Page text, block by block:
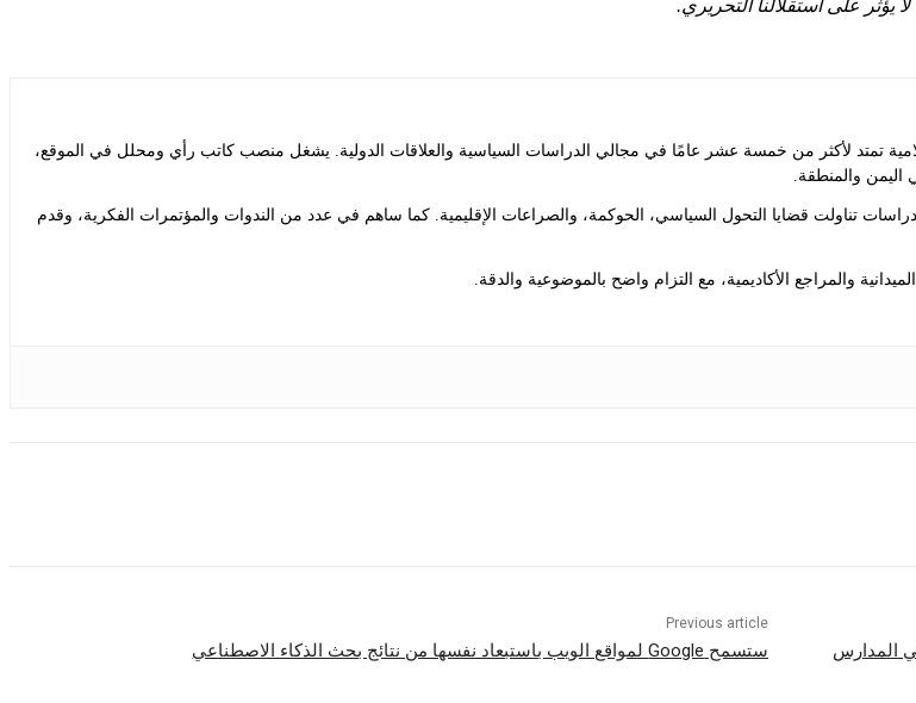
يؤثر على استقلالنا التحريري.
تمتد لأكثر من خمسة عشر عامًا في مجالي الدراسات السياسية والعلاقات الدولية. يشغل منصب كاتب رأي ومحلل في الموقع،
اليمن والمنطقة.
تناولت قضايا التحول السياسي، الحوكمة، والصراعات الإقليمية. كما ساهم في عدد من الندوات والمؤتمرات الفكرية، وقدم
والمراجع الأكاديمية، مع التزام واضح بالموضوعية والدقة.
Previous article
ستسمح Google لمواقع الويب باستبعاد نفسها من نتائج بحث الذكاء الاصطناعي المدارس